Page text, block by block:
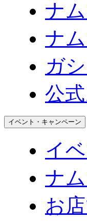
ナ
ナ
ガ
公
イベント・キャンペーン
イ
ナ
お